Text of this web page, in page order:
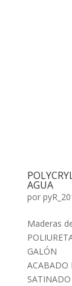
AGUA
por
Maderas
GALÓN
ACABADO